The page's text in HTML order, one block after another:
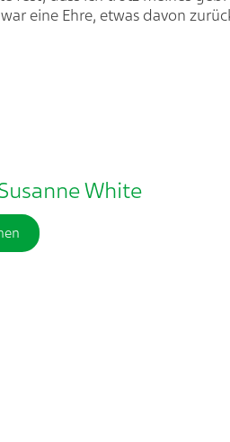
eine Ehre, etwas davon
White